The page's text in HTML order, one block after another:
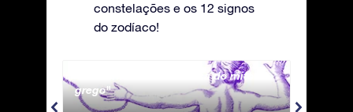
constelações e os 12 signos
do zodíaco!
Andromeda - A Princesa do mito
grego